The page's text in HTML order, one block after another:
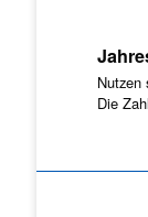
Nutzen
Die